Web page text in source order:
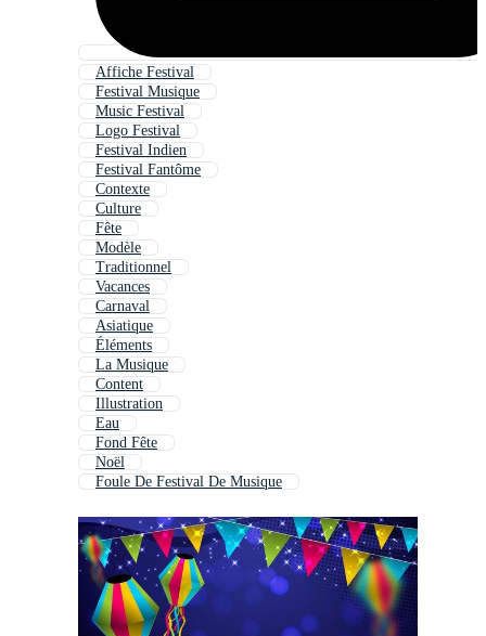
Affiche Festival
Festival Musique
Music Festival
Logo Festival
Festival Indien
Festival Fantôme
Contexte
Culture
Fête
Modèle
Traditionnel
Vacances
Carnaval
Asiatique
Éléments
La Musique
Content
Illustration
Eau
Fond Fête
Noël
Foule De Festival De Musique